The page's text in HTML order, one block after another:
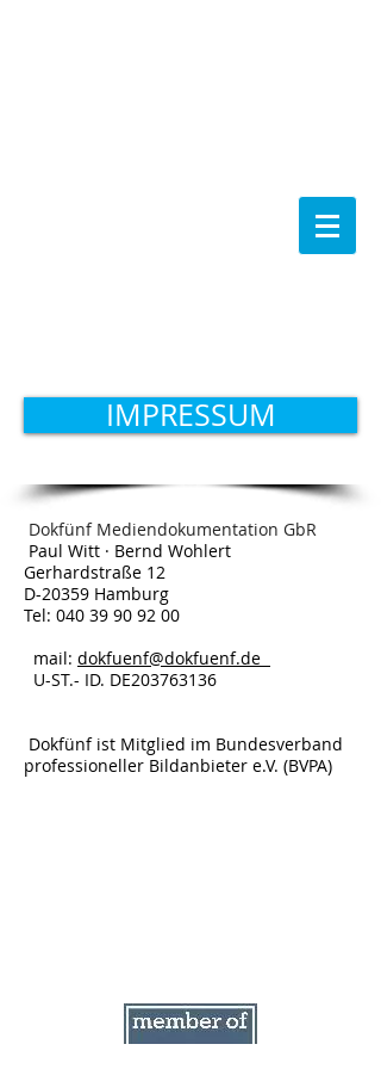
IMPRESSUM
Dokfünf Mediendokumentation GbR
Paul Witt · Bernd Wohlert
Gerhardstraße 12
D-20359 Hamburg
Tel: 040 39 90 92 00
mail: dokfuenf@dokfuenf.de
U-ST.- ID. DE203763136
Dokfünf ist Mitglied im Bundesverband
professioneller Bildanbieter e.V. (BVPA)